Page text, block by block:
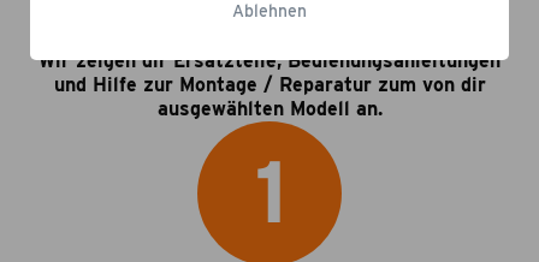
Wir zeigen dir Ersatzteile, Bedienungsanleitungen
und Hilfe zur Montage / Reparatur zum von dir
ausgewählten Modell an.
1
Ablehnen